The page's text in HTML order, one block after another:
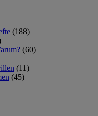
(188)
(60)
(11)
(45)